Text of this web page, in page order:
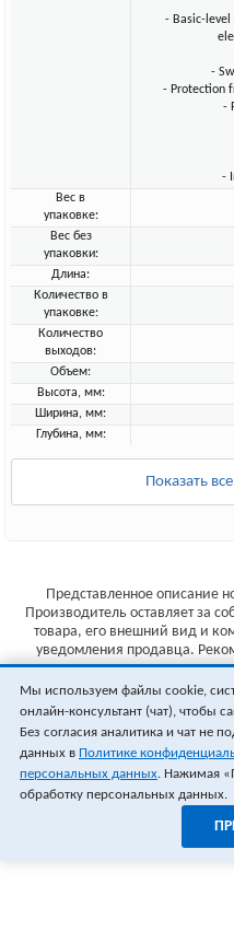
- Basic-
-
- Protection
-
-
Вес в
упаковке:
Вес без
упаковки:
Длина:
Количество в
упаковке:
Количество
выходов:
Объем:
Высота, мм:
Ширина, мм:
Глубина, мм:
Показать
Представленное описание
Производитель оставляет за
товара, его внешний вид и
уведомления продавца.
характеристики
Указанные цены не являются
Стоимость и наличие
Мы используем файлы cookie,
онлайн-консультант (чат), чтобы
Без согласия аналитика и чат не
данных в Политике
персональных данных. Нажимая
обработку персональных данных.